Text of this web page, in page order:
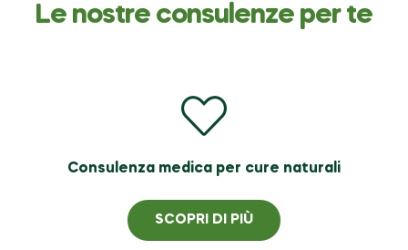
Le nostre consulenze per te
Consulenza medica per cure naturali
SCOPRI DI PIÙ